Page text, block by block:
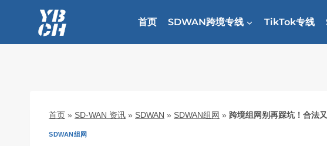
首页 SDWAN跨境专线 TikTok专线
首页 » SD-WAN 资讯 » SDWAN » SDWAN组网 » 跨境组网别再踩坑！合法
SDWAN组网